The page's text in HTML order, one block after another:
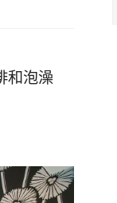
和泡澡